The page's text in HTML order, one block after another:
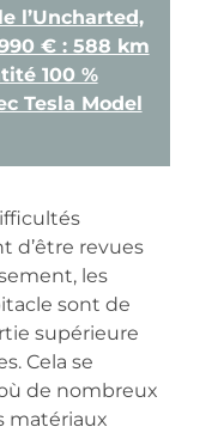
l’Uncharted,
€ : 588 km
100 %
Tesla Model
d’être revues
les
sont de
supérieure
Cela se
de nombreux
matériaux